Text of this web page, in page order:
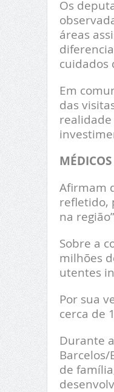
Os
áreas
cuidados
Em
das
realidade
Afirmam
refletido,
na
Sobre a
milhões
utentes
Por sua
cerca de
Durante
de